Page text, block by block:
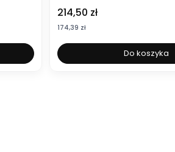
Cena
214,50 zł
Cena
174,39 zł
Do koszyka